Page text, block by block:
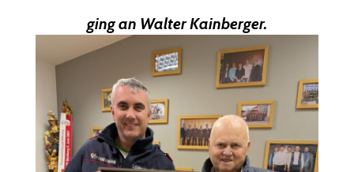
ging an Walter Kainberger.